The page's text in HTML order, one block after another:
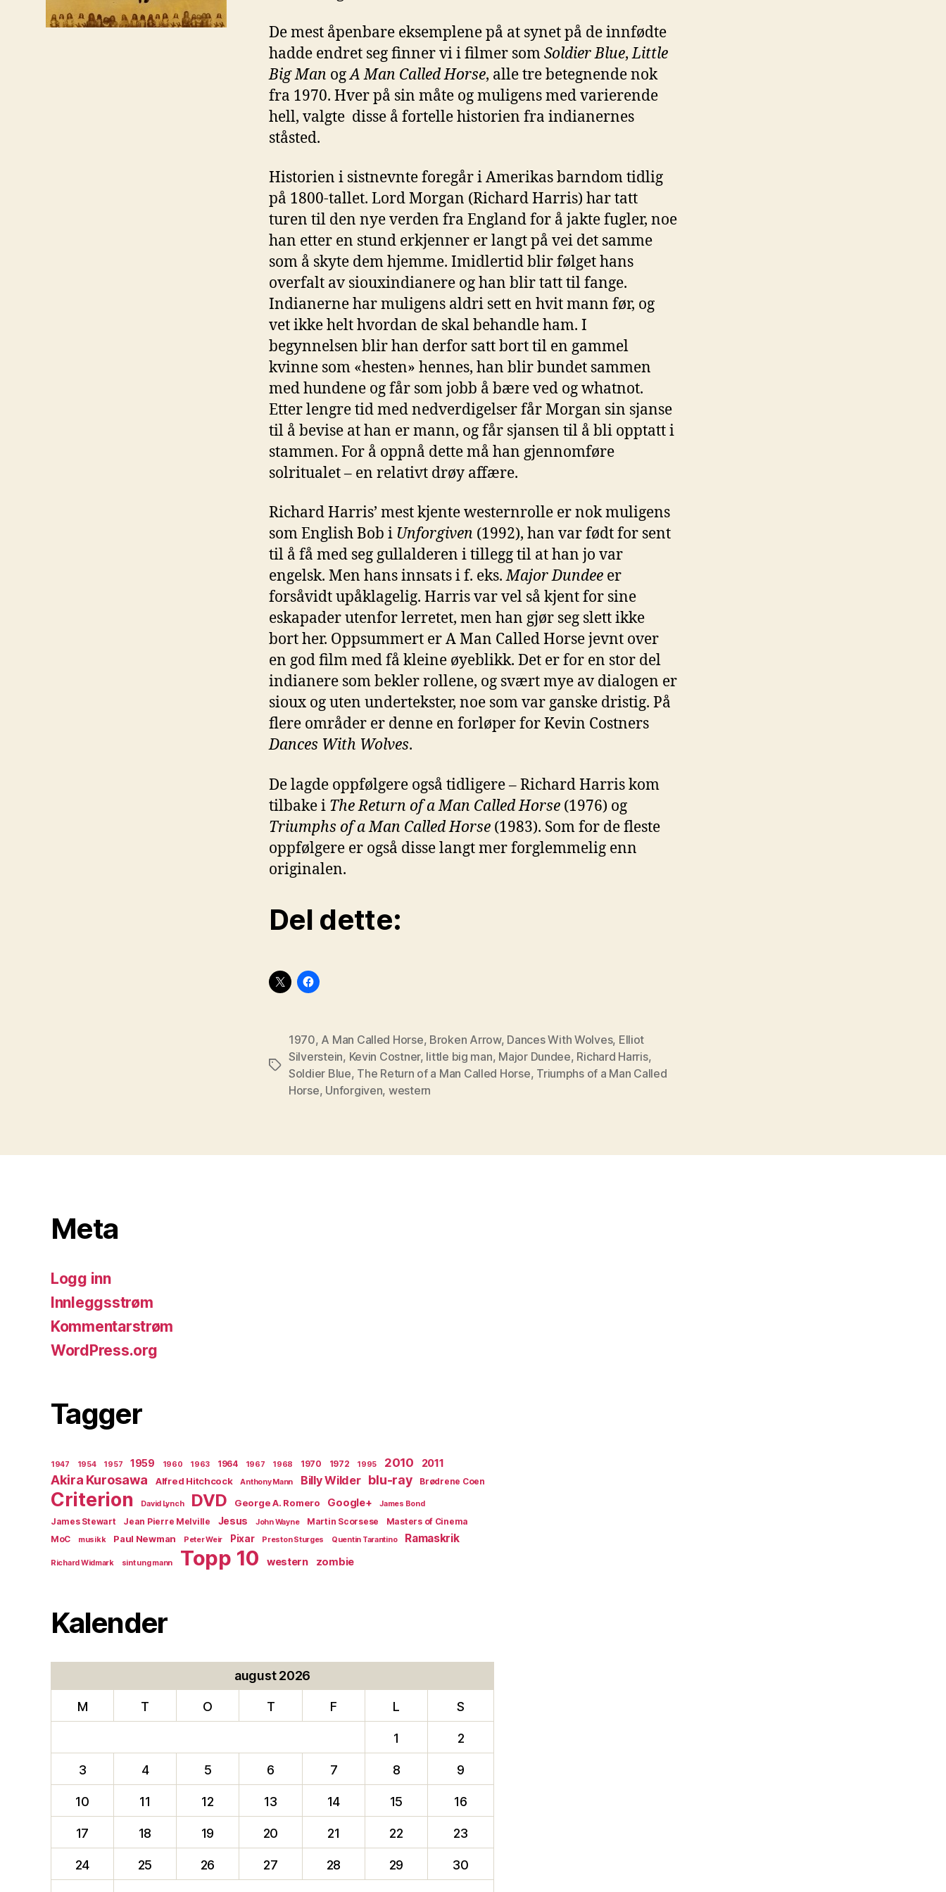
De mest åpenbare eksemplene på at synet på de innfødte
hadde endret seg finner vi i filmer somSoldier Blue,Little
Big Man ogA Man Called Horse, alle tre betegnende nok
fra 1970. Hver på sin måte og muligens med varierende
hell, valgte disse å fortelle historien fra indianernes
ståsted.
Historien i sistnevnte foregår i Amerikas barndom tidlig
på 1800-tallet. Lord Morgan (Richard Harris) har tatt
turen til den nye verden fra England for å jakte fugler, noe
han etter en stund erkjenner er langt på vei det samme
som å skyte dem hjemme. Imidlertid blir følget hans
overfalt av siouxindianere og han blir tatt til fange.
Indianerne har muligens aldri sett en hvit mann før, og
vet ikke helt hvordan de skal behandle ham. I
begynnelsen blir han derfor satt bort til en gammel
kvinne som «hesten» hennes, han blir bundet sammen
med hundene og får som jobb å bære ved og whatnot.
Etter lengre tid med nedverdigelser får Morgan sin sjanse
til å bevise at han er mann, og får sjansen til å bli opptatt i
stammen. For å oppnå dette må han gjennomføre
solritualet – en relativt drøy affære.
Richard Harris’ mest kjente westernrolle er nok muligens
som English Bob i Unforgiven (1992), han var født for sent
til å få med seg gullalderen i tillegg til at han jo var
engelsk. Men hans innsats i f. eks.Major Dundee er
forsåvidt upåklagelig. Harris var vel så kjent for sine
eskapader utenfor lerretet, men han gjør seg slett ikke
bort her. Oppsummert er A Man Called Horse jevnt over
en god film med få kleine øyeblikk. Det er for en stor del
indianere som bekler rollene, og svært mye av dialogen er
sioux og uten undertekster, noe som var ganske dristig. På
flere områder er denne en forløper for Kevin Costners
Dances With Wolves.
De lagde oppfølgere også tidligere – Richard Harris kom
tilbake i The Return of a Man Called Horse (1976) og
Triumphs of a Man Called Horse (1983). Som for de fleste
oppfølgere er også disse langt mer forglemmelig enn
originalen.
Del dette:
Stikkord
1970, A Man Called Horse, Broken Arrow, Dances With Wolves, Elliot
Silverstein, Kevin Costner, little big man, Major Dundee, Richard Harris,
Soldier Blue, The Return of a Man Called Horse, Triumphs of a Man Called
Horse, Unforgiven, western
Meta
Logg inn
Innleggsstrøm
Kommentarstrøm
WordPress.org
Tagger
1947 1954 1957 1959 1960 1963 1964 1967 1968 1970 1972 1995 2010 2011
Akira Kurosawa Alfred Hitchcock Anthony Mann Billy Wilder blu-ray Brødrene Coen
Criterion David Lynch DVD George A. Romero Google+ James Bond
James Stewart Jean Pierre Melville Jesus John Wayne Martin Scorsese
Masters of Cinema
MoC
musikk Paul Newman Peter Weir Pixar Preston Sturges Quentin Tarantino Ramaskrik
Richard Widmark sint ung mann Topp 10 western zombie
Kalender
august 2026
M T O T F L S
1 2
3 4 5 6 7 8 9
10 11 12 13 14 15 16
17 18 19 20 21 22 23
24 25 26 27 28 29 30